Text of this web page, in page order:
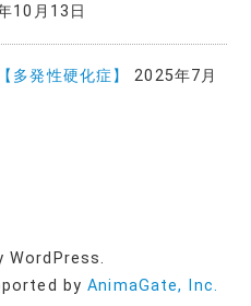
10月13日
多発性硬化症】
2025年7月
WordPress.
byAnimaGate, Inc.